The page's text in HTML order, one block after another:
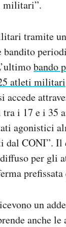
militari”.
tramite
bandito
bando
atleti militari
accede
i 17 e i 35
agonistici
dal CONI”. Il
per gli
prefissata
un
anche